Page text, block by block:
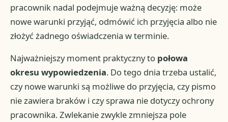
pracownik nadal podejmuje ważną decyzję: może
nowe warunki przyjąć, odmówić ich przyjęcia albo nie
złożyć żadnego oświadczenia w terminie.
Najważniejszy moment praktyczny to połowa
okresu wypowiedzenia. Do tego dnia trzeba ustalić,
czy nowe warunki są możliwe do przyjęcia, czy pismo
nie zawiera braków i czy sprawa nie dotyczy ochrony
pracownika. Zwlekanie zwykle zmniejsza pole